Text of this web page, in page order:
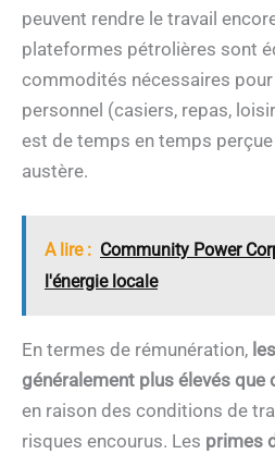
peuvent rendre le travail
plateformes pétrolières sont
commodités nécessaires
personnel (casiers, repas,
est de temps en temps
austère.
A lire : Community Power
l'énergie locale
En termes de rémunération,
généralement plus élevés que
en raison des conditions de
risques encourus. Les primes